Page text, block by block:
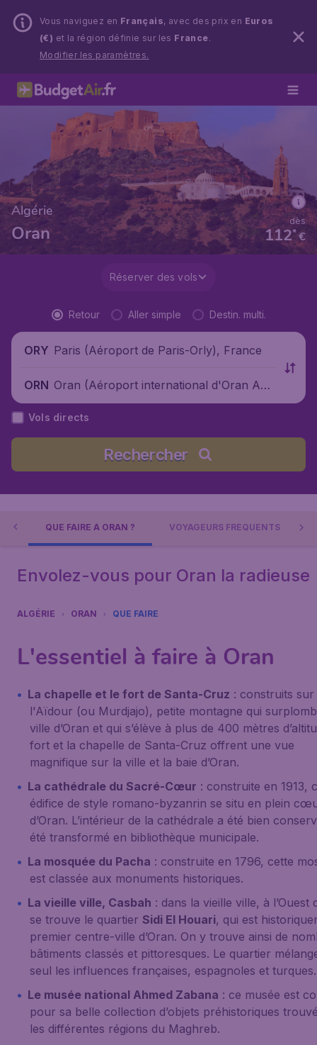
Vous naviguez en Français, avec des prix en Euros
(€) et la région définie sur les France.
Modifier les paramètres.
Algérie
Oran €
112*
dès
Réserver des vols
Retour Aller simple Destin. multi.
ORY Paris (Aéroport de Paris-Orly), France
ORN Oran (Aéroport international d'Oran Ah
med Ben Bella), Algérie
Vols directs
Rechercher
QUE FAIRE À ORAN ? VOYAGEURS FRÉQUENTS
Envolez-vous pour Oran la radieuse
ALGÉRIE ORAN QUE FAIRE
L'essentiel à faire à Oran
La chapelle et le fort de Santa-Cruz : construits sur
l'Aïdour (ou Murdjajo), petite montagne qui
ville d’Oran et qui s’élève à plus de 400 mètres
fort et la chapelle de Santa-Cruz offrent une vue
magnifique sur la ville et la baie d’Oran.
La cathédrale du Sacré-Cœur : construite en 1913,
édifice de style romano-byzanrin se situ en plein
d’Oran. L’intérieur de la cathédrale a été bien
été transformé en bibliothèque municipale.
La mosquée du Pacha : construite en 1796, cette
est classée aux monuments historiques.
La vieille ville, Casbah : dans la vieille ville, à l’Ouest
se trouve le quartier Sidi El Houari, qui est
premier centre-ville d’Oran. On y trouve ainsi de
bâtiments classés et pittoresques. Le quartier
seul les influences françaises, espagnoles et turques.
Le musée national Ahmed Zabana : ce musée est
pour sa belle collection d’objets préhistoriques
les différentes régions du Maghreb.